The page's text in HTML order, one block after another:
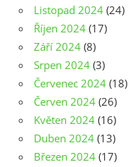
Listopad 2024 (24)
Říjen 2024 (17)
Září 2024 (8)
Srpen 2024 (3)
Červenec 2024 (18)
Červen 2024 (26)
Květen 2024 (16)
Duben 2024 (13)
Březen 2024 (17)